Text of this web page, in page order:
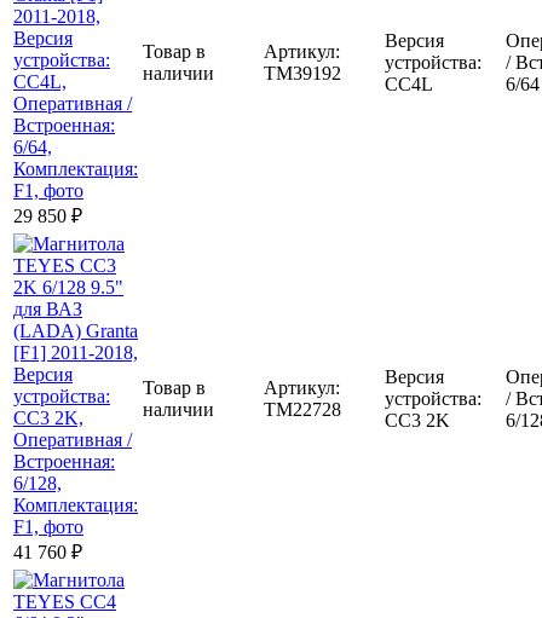
29 850 ₽
Товар в
наличии
Артикул:
TM39192
Версия
устройства:
CC4L
/
6/64
41 760 ₽
Товар в
наличии
Артикул:
TM22728
Версия
устройства:
CC3 2K
/
6/